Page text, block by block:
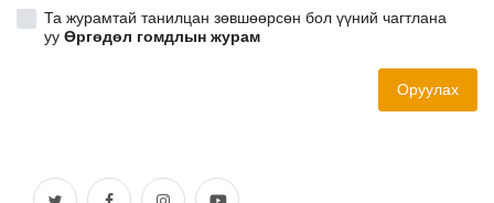
Хууль тогтоомж
Та журамтай танилцан зөвшөөрсөн бол үүний чагтлана
ууӨргөдөл гомдлын журам
Оруулах